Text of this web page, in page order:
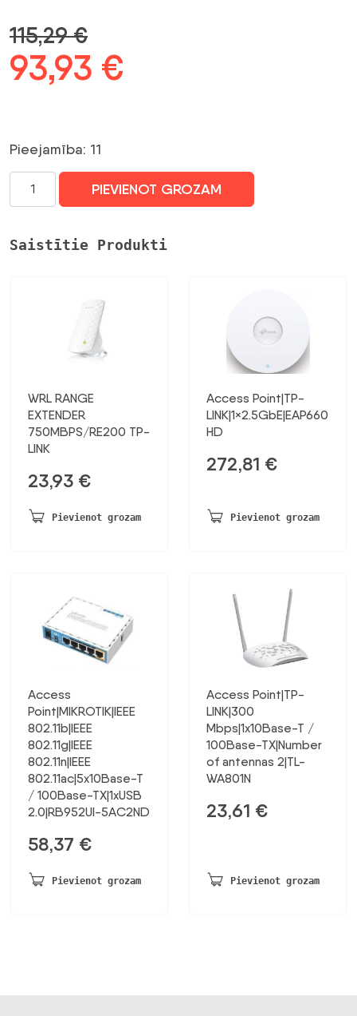
115,29€
Sākotnējā
bija:
115,29 €.
93,93 €
93,93 €.
Pieejamība: 11
WRL
5HAXD-
PIEVIENOT GROZAM
Saistītie Produkti
WRL RANGE
EXTENDER
750MBPS/RE200 TP-
LINK
23,93 €
Pievienot grozam
Access Point|TP-
LINK|1×2.5GbE|EAP660
HD
272,81 €
Pievienot grozam
Access
Point|MIKROTIK|IEEE
802.11b|IEEE
802.11g|IEEE
802.11n|IEEE
802.11ac|5x10Base-T
/ 100Base-TX|1xUSB
2.0|RB952UI-5AC2ND
58,37 €
Pievienot grozam
Access Point|TP-
LINK|300
Mbps|1x10Base-T /
100Base-TX|Number
of antennas 2|TL-
WA801N
23,61 €
Pievienot grozam